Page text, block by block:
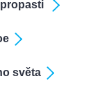
světa